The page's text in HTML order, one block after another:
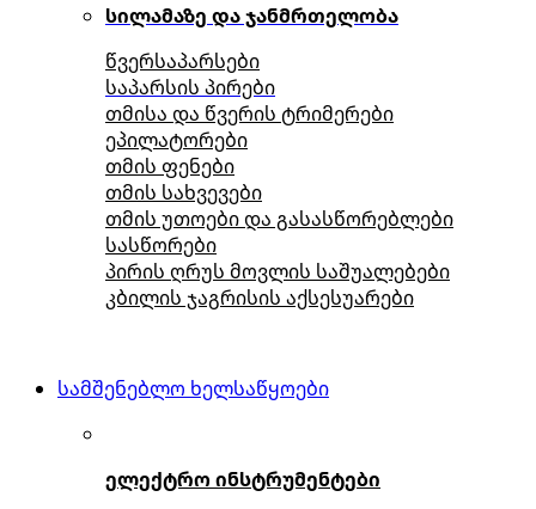
სილამაზე და ჯანმრთელობა
წვერსაპარსები
საპარსის პირები
თმისა და წვერის ტრიმერები
ეპილატორები
თმის ფენები
თმის სახვევები
თმის უთოები და გასასწორებლები
სასწორები
პირის ღრუს მოვლის საშუალებები
კბილის ჯაგრისის აქსესუარები
სამშენებლო ხელსაწყოები
ელექტრო ინსტრუმენტები